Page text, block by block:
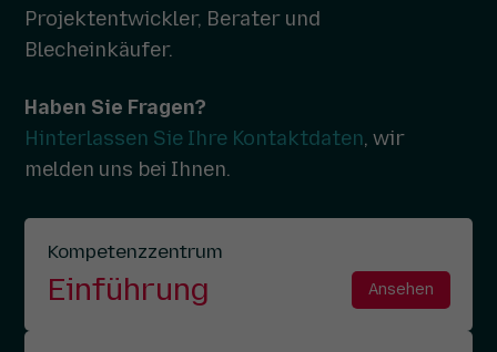
Projektentwickler, Berater und
Blecheinkäufer.
Haben Sie Fragen?
Hinterlassen Sie Ihre Kontaktdaten, wir
melden uns bei Ihnen.
Kompetenzzentrum
Einführung Ansehen